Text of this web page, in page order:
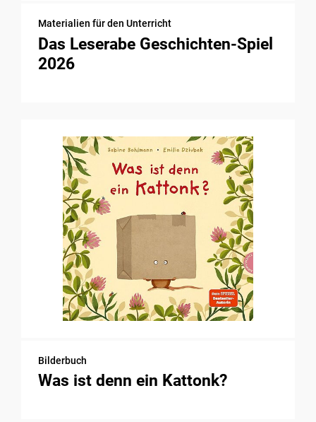
Materialien für den Unterricht
Das Leserabe Geschichten-Spiel
2026
Bilderbuch
Was ist denn ein Kattonk?